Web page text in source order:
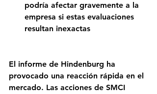
podría afectar gravemente a la
empresa si estas evaluaciones
resultan inexactas
El informe de Hindenburg ha
provocado una reacción rápida en el
mercado. Las acciones de SMCI